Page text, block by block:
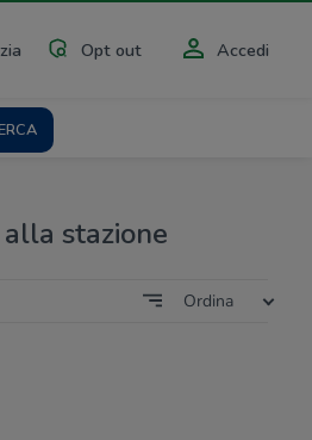
Opt out Accedi
alla stazione
Ordina